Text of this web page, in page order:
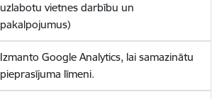
uzlabotu vietnes darbību un
pakalpojumus)
Izmanto Google Analytics, lai samazinātu
pieprasījuma līmeni.